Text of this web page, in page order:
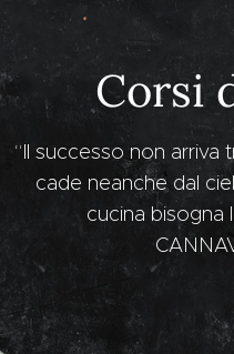
Corsi
“Il successo non arriva
cade neanche dal
cucina bisogna
La Cucina di
Famiglia
La